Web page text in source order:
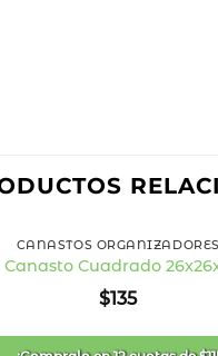
CANASTOS ORGANIZADORES
Canasto Cuadrado
$135